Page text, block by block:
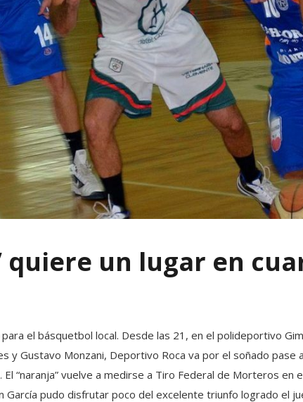
quiere un lugar en
el básquetbol local. Desde las 21, en el polideportivo
y Gustavo Monzani, Deportivo Roca va por el soñado pase
“naranja” vuelve a medirse a Tiro Federal de Morteros
García pudo disfrutar poco del excelente triunfo logrado el